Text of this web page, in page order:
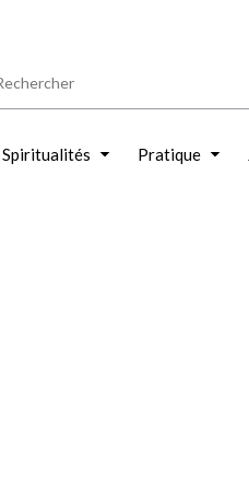
Spiritualités Pratique